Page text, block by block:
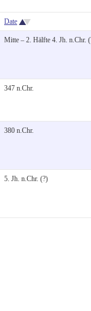
Date
Mitte – 2. Hälfte 4. Jh. n.Chr.
347 n.Chr.
380 n.Chr.
5. Jh. n.Chr. (?)